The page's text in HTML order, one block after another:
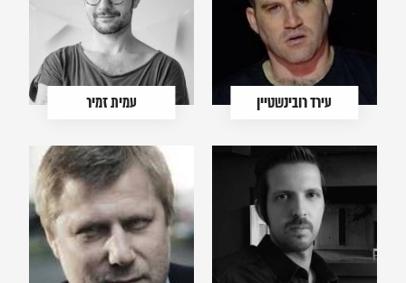
עירד רובינשטיין עמית זמיר